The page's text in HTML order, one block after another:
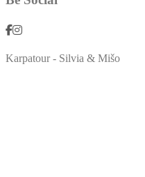
Karpatour - Silvia & Mišo